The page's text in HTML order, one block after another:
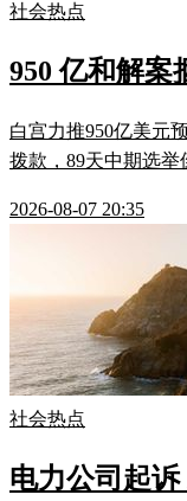
社会热点
950 亿和解案
白宫力推950亿美元
拨款，89天中期选
2026-08-07 20:35
社会热点
电力公司起